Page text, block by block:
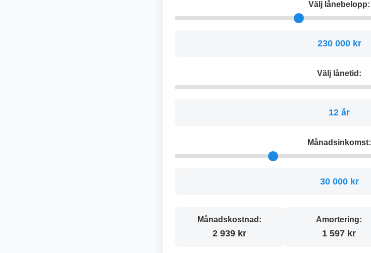
Välj lånebelopp:
230 000 kr
Välj lånetid:
12 år
Månadsinkomst:
30 000 kr
Månadskostnad:
2 939 kr
Amortering:
1 597 kr